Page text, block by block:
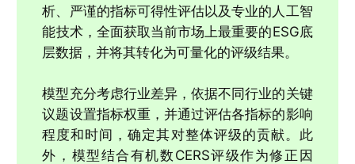
析、严谨的指标可得性评估以及专业的人工智
能技术，全面获取当前市场上最重要的ESG底
层数据，并将其转化为可量化的评级结果。
模型充分考虑行业差异，依据不同行业的关键
议题设置指标权重，并通过评估各指标的影响
程度和时间，确定其对整体评级的贡献。此
外，模型结合有机数CERS评级作为修正因